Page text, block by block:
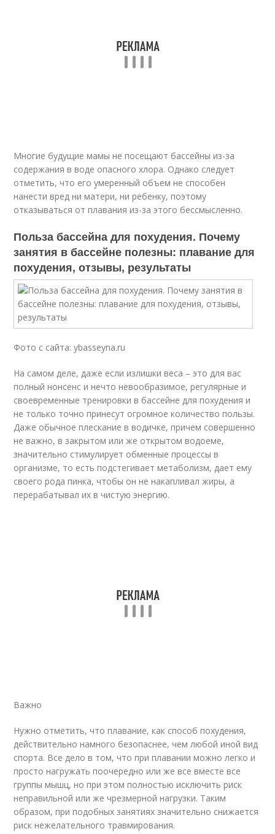
Многие будущие мамы не посещают бассейны из-за
содержания в воде опасного хлора. Однако следует
отметить, что его умеренный объем не способен
нанести вред ни матери, ни ребенку, поэтому
отказываться от плавания из-за этого бессмысленно.
Польза бассейна для похудения. Почему
занятия в бассейне полезны: плавание для
похудения, отзывы, результаты
Фото с сайта: ybasseyna.ru
На самом деле, даже если излишки веса – это для вас
полный нонсенс и нечто невообразимое, регулярные и
своевременные тренировки в бассейне для похудения и
не только точно принесут огромное количество пользы.
Даже обычное плескание в водичке, причем совершенно
не важно, в закрытом или же открытом водоеме,
значительно стимулирует обменные процессы в
организме, то есть подстегивает метаболизм, дает ему
своего рода пинка, чтобы он не накапливал жиры, а
перерабатывал их в чистую энергию.
Важно
Нужно отметить, что плавание, как способ похудения,
действительно намного безопаснее, чем любой иной вид
спорта. Все дело в том, что при плавании можно легко и
просто нагружать поочередно или же все вместе все
группы мышц, но при этом полностью исключить риск
неправильной или же чрезмерной нагрузки. Таким
образом, при подобных занятиях значительно снижается
риск нежелательного травмирования.